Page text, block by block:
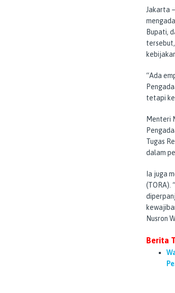
Jakarta
Bupati,
“Ada
tetapi
Menteri
Tugas
dalam
Ia juga
(TORA).
Nusron
Berita